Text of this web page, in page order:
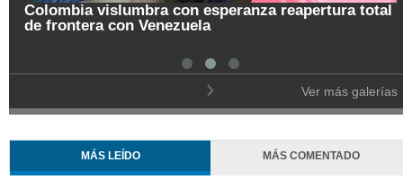
Colombia vislumbra con esperanza reapertura total
de frontera con Venezuela
Ver más galerías
MÁS LEÍDO MÁS COMENTADO